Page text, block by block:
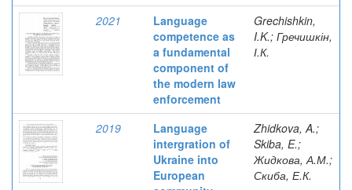
2021
Language
competence as
a fundamental
component of
the modern law
enforcement
Grechishkin,
I.K.; Гречишкін,
І.К.
2019
Language
intergration of
Ukraine into
European
Zhidkova, A.;
Skiba, E.;
Жидкова, А.М.;
Скиба, Е.К.